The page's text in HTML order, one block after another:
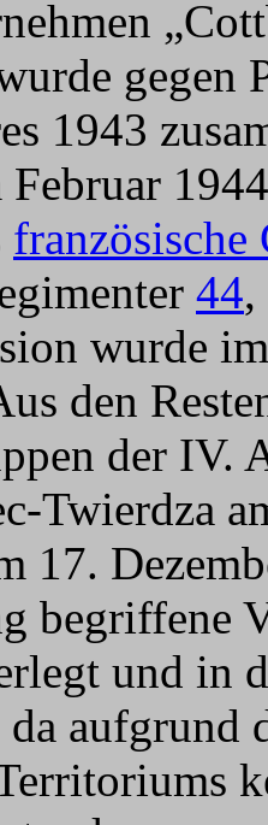
gegen
1943
Februar
französische
44,
wurde
den
der IV.
Twierdza
17.
begriffene
und in
aufgrund